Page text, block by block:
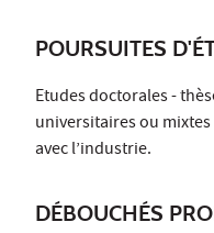
POURSUITES
Etudes doctorales -
universitaires ou mixtes
avec l’industrie.
DÉBOUCHÉS